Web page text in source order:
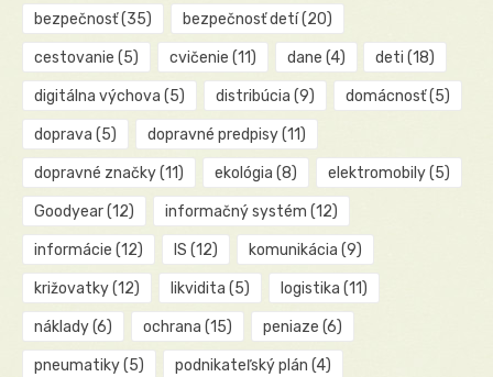
bezpečnosť(35) bezpečnosť detí(20)
cestovanie (5) cvičenie (11) dane (4) deti (18)
digitálna výchova (5) distribúcia (9) domácnosť(5)
doprava (5) dopravné predpisy(11)
dopravné značky(11) ekológia (8) elektromobily(5)
Goodyear(12) informačný systém (12)
informácie (12) IS (12) komunikácia (9)
križovatky(12) likvidita (5) logistika (11)
náklady(6) ochrana (15) peniaze (6)
pneumatiky(5) podnikateľský plán (4)